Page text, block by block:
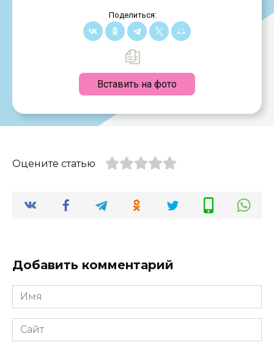
Поделиться:
Вставить на фото
Оцените статью
Добавить комментарий
Имя
*
Сайт